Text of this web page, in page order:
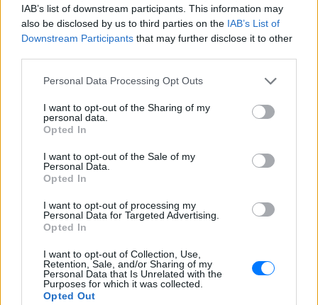
IAB’s list of downstream participants. This information may
also be disclosed by us to third parties on the IAB’s List of
Downstream Participants that may further disclose it to other
Personal Data Processing Opt Outs
I want to opt-out of the Sharing of my
personal data.
Opted In
I want to opt-out of the Sale of my
Personal Data.
Opted In
I want to opt-out of processing my
Personal Data for Targeted Advertising.
Opted In
I want to opt-out of Collection, Use,
Retention, Sale, and/or Sharing of my
Personal Data that Is Unrelated with the
Purposes for which it was collected.
Opted Out
ΔΕΙΤΕ ΕΠΙΣΗΣ